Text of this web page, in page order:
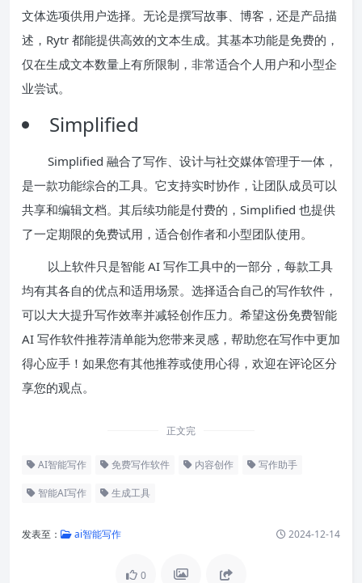
文体选项供用户选择。无论是撰写故事、博客，还是产品描
述，Rytr 都能提供高效的文本生成。其基本功能是免费的，
仅在生成文本数量上有所限制，非常适合个人用户和小型企
业尝试。
Simplified
Simplified 融合了写作、设计与社交媒体管理于一体，
是一款功能综合的工具。它支持实时协作，让团队成员可以
共享和编辑文档。其后续功能是付费的，Simplified 也提供
了一定期限的免费试用，适合创作者和小型团队使用。
以上软件只是智能 AI 写作工具中的一部分，每款工具
均有其各自的优点和适用场景。选择适合自己的写作软件，
可以大大提升写作效率并减轻创作压力。希望这份免费智能
AI 写作软件推荐清单能为您带来灵感，帮助您在写作中更加
得心应手！如果您有其他推荐或使用心得，欢迎在评论区分
享您的观点。
正文完
AI智能写作 免费写作软件 内容创作 写作助手
智能AI写作 生成工具
发表至： ai智能写作 2024-12-14
0